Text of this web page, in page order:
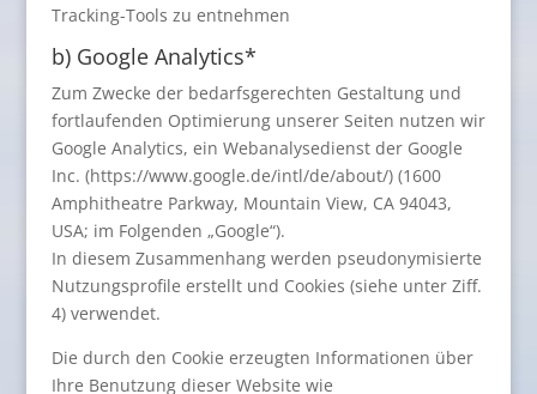
Tracking-Tools zu entnehmen
b) Google Analytics*
Zum Zwecke der bedarfsgerechten Gestaltung und
fortlaufenden Optimierung unserer Seiten nutzen wir
Google Analytics, ein Webanalysedienst der Google
Inc. (https://www.google.de/intl/de/about/) (1600
Amphitheatre Parkway, Mountain View, CA 94043,
USA; im Folgenden „Google“).
In diesem Zusammenhang werden pseudonymisierte
Nutzungsprofile erstellt und Cookies (siehe unter Ziff.
4) verwendet.
Die durch den Cookie erzeugten Informationen über
Ihre Benutzung dieser Website wie